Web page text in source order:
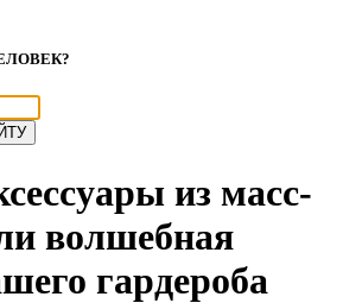
из масс-
волшебная
гардероба